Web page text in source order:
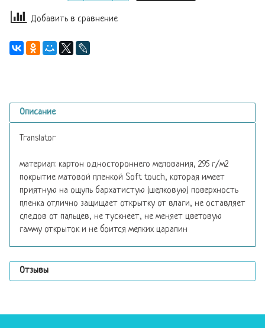
Добавить в сравнение
Описание
Translator
материал: картон одностороннего мелования, 295 г/м2
покрытие матовой пленкой Soft touch, которая имеет
приятную на ощупь бархатистую (шелковую) поверхность
пленка отлично защищает открытку от влаги, не оставляет
следов от пальцев, не тускнеет, не меняет цветовую
гамму открыток и не боится мелких царапин
Отзывы